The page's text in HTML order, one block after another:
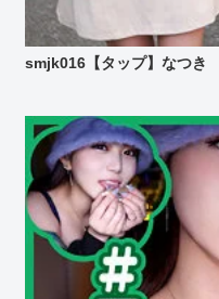
smjk016【タップ】なつき